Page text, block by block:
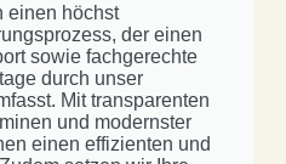
einen höchst
der einen
sowie fachgerechte
durch unser
Mit transparenten
und modernster
einen effizienten und